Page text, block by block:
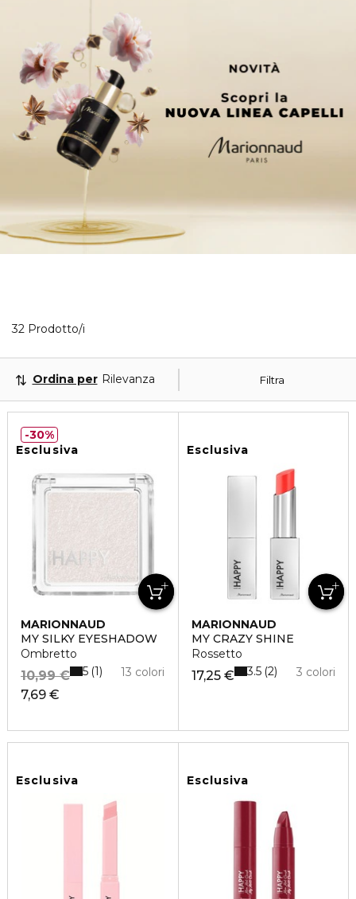
32 Prodotto/i
Filtra
Ordina per Rilevanza
Esclusiva
MARIONNAUD
MY SILKY EYESHADOW
Ombretto
7,69 €
10,99 € 13 colori
5 1
30%
Esclusiva
MARIONNAUD
MY CRAZY SHINE
Rossetto
17,25 € 3 colori
3.5 2
Esclusiva Esclusiva